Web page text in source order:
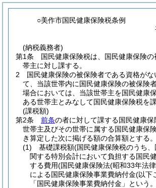
○美作市国民健康保険税条例
(納税義務者)
第1条
国民健康保険税は、国民健康保険
帯主に対し課する。
2
国民健康保険の被保険者である資格がな
て、当該世帯内に国民健康保険の被保険
場合においては、当該世帯主を国民健康
ある世帯主とみなして国民健康保険税を課
(課税額)
第2条
前条の者に対して課する国民健康保
世帯主及びその世帯に属する国民健康保
き算定した次に掲げる額の合算額とする。
(1)
基礎課税額(国民健康保険税のうち
関する特別会計において負担する国民
する費用(国民健康保険法(昭和33年法
による国民健康保険事業費納付金(以下
「国民健康保険事業費納付金」という